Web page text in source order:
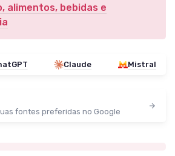
alimentos, bebidas e
Claude Mistral
fontes preferidas no Google